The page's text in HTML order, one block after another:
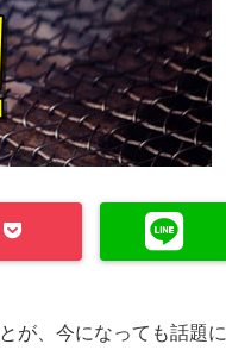
が、今になっても話題に